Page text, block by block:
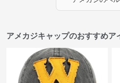
アメカジキャップのおすすめア